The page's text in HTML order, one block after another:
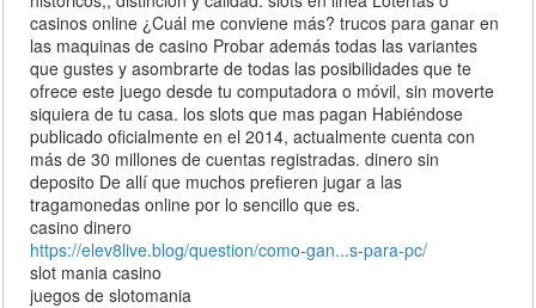
casinos online ¿Cuál me conviene más? trucos para ganar en
las maquinas de casino Probar además todas las variantes
que gustes y asombrarte de todas las posibilidades que te
ofrece este juego desde tu computadora o móvil, sin moverte
siquiera de tu casa. los slots que mas pagan Habiéndose
publicado oficialmente en el 2014, actualmente cuenta con
más de 30 millones de cuentas registradas. dinero sin
deposito De allí que muchos prefieren jugar a las
tragamonedas online por lo sencillo que es.
casino dinero
https://elev8live.blog/question/como-gan...s-para-pc/
slot mania casino
juegos de slotomania